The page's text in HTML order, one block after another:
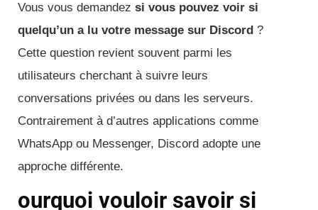
Vous vous demandez si vous pouvez voir si
quelqu’un a lu votre message sur Discord ?
Cette question revient souvent parmi les
utilisateurs cherchant à suivre leurs
conversations privées ou dans les serveurs.
Contrairement à d’autres applications comme
WhatsApp ou Messenger, Discord adopte une
approche différente.
ourquoi vouloir savoir si